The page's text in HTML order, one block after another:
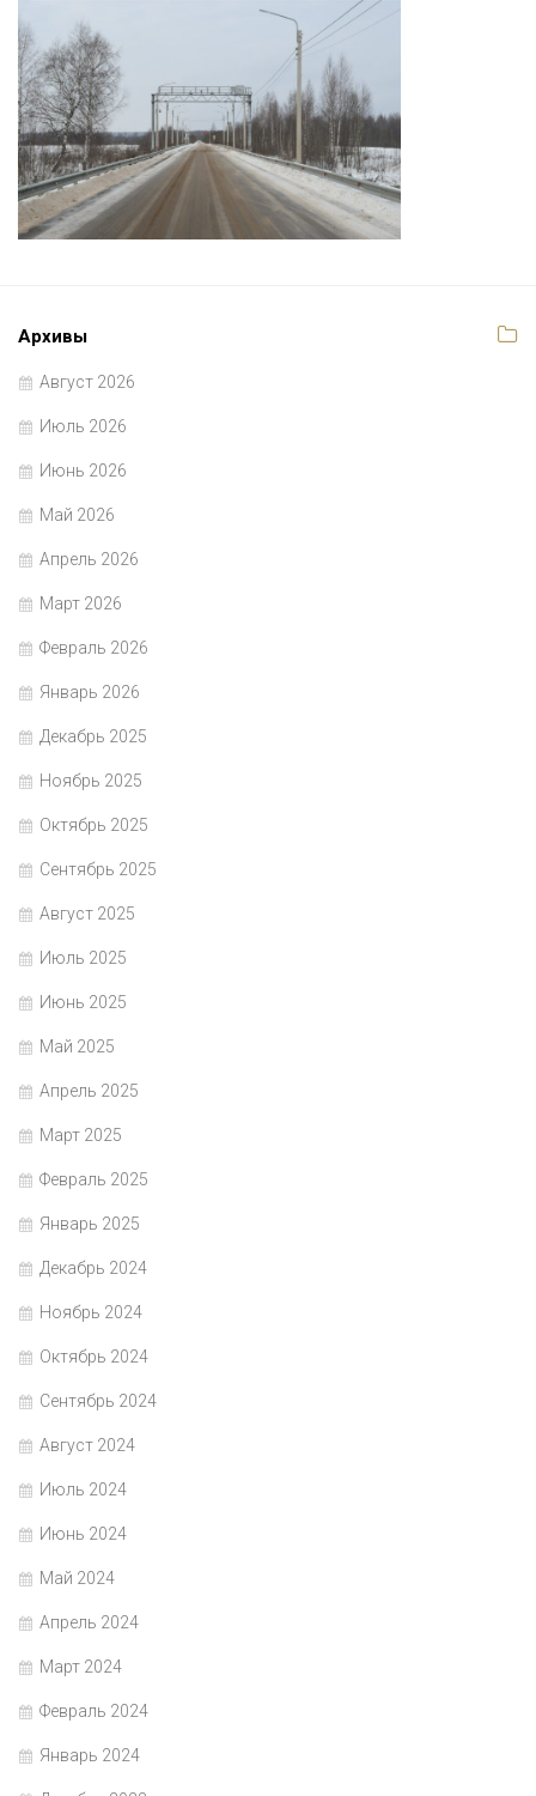
Архивы
Август 2026
Июль 2026
Июнь 2026
Май 2026
Апрель 2026
Март 2026
Февраль 2026
Январь 2026
Декабрь 2025
Ноябрь 2025
Октябрь 2025
Сентябрь 2025
Август 2025
Июль 2025
Июнь 2025
Май 2025
Апрель 2025
Март 2025
Февраль 2025
Январь 2025
Декабрь 2024
Ноябрь 2024
Октябрь 2024
Сентябрь 2024
Август 2024
Июль 2024
Июнь 2024
Май 2024
Апрель 2024
Март 2024
Февраль 2024
Январь 2024